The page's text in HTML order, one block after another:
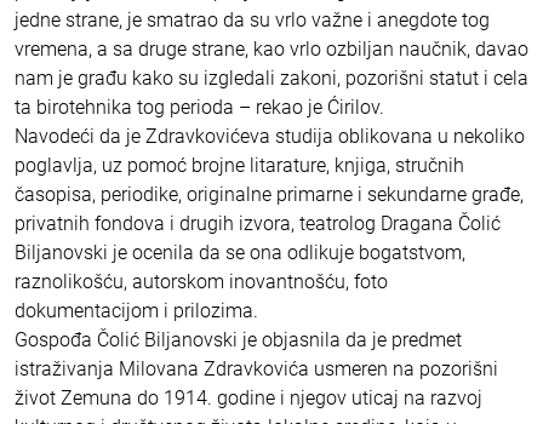
jedne strane, je smatrao da su vrlo važne i anegdote tog
vremena, a sa druge strane, kao vrlo ozbiljan naučnik, davao
nam je građu kako su izgledali zakoni, pozorišni statut i cela
ta birotehnika tog perioda – rekao je Ćirilov.
Navodeći da je Zdravkovićeva studija oblikovana u nekoliko
poglavlja, uz pomoć brojne litarature, knjiga, stručnih
časopisa, periodike, originalne primarne i sekundarne građe,
privatnih fondova i drugih izvora, teatrolog Dragana Čolić
Biljanovski je ocenila da se ona odlikuje bogatstvom,
raznolikošću, autorskom inovantnošću, foto
dokumentacijom i prilozima.
Gospođa Čolić Biljanovski je objasnila da je predmet
istraživanja Milovana Zdravkovića usmeren na pozorišni
život Zemuna do 1914. godine i njegov uticaj na razvoj